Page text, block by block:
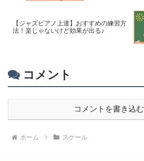
【ジャズピアノ上達】おすすめの練習方
法！楽じゃないけど効果が出る♪
コメント
コメントを書き込む
ホーム スケール